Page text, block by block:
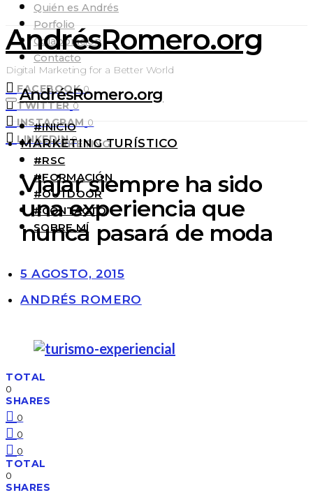
Quién es Andrés
Porfolio
Colaboración
Contacto
FACEBOOK 0
TWITTER 0
INSTAGRAM 0
LINKEDIN 0
AndrésRomero.org
Digital Marketing for a Better World
AndrésRomero.org
#INICIO
#MARKETING
#RSC
#FORMACIÓN
#OUTDOOR
#CONTACTO
SOBRE MÍ
MARKETING TURÍSTICO
Viajar siempre ha sido
una experiencia que
nunca pasará de moda
5 AGOSTO, 2015
ANDRÉS ROMERO
TOTAL
0
SHARES
0
0
0
TOTAL
0
SHARES